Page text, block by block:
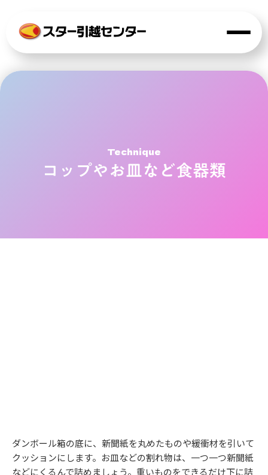
Technique
コップやお皿など食器類
ダンボール箱の底に、新聞紙を丸めたものや緩衝材を引いて
クッションにします。お皿などの割れ物は、一つ一つ新聞紙
などにくるんで詰めましょう。重いものをできるだけ下に詰